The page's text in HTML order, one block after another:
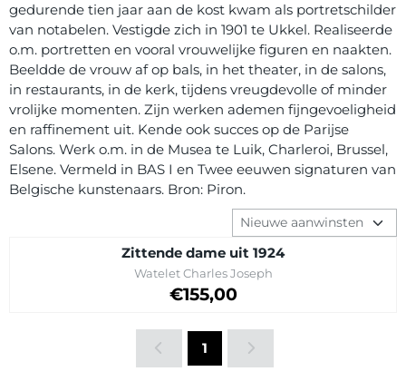
gedurende tien jaar aan de kost kwam als portretschilder
van notabelen. Vestigde zich in 1901 te Ukkel. Realiseerde
o.m. portretten en vooral vrouwelijke figuren en naakten.
Beeldde de vrouw af op bals, in het theater, in de salons,
in restaurants, in de kerk, tijdens vreugdevolle of minder
vrolijke momenten. Zijn werken ademen fijngevoeligheid
en raffinement uit. Kende ook succes op de Parijse
Salons. Werk o.m. in de Musea te Luik, Charleroi, Brussel,
Elsene. Vermeld in BAS I en Twee eeuwen signaturen van
Belgische kunstenaars. Bron: Piron.
Sorteermethode
Zittende dame uit 1924
Merk:
Watelet Charles Joseph
Prijs: 155,00
€155,00
1